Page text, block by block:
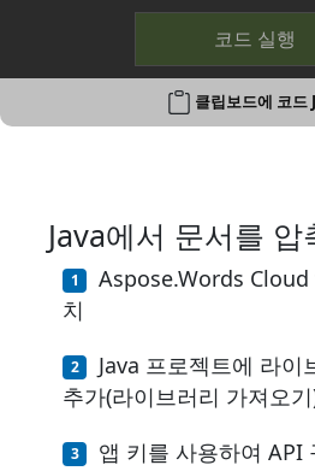
코드 실행
클립보드에 코드
Java에서 문서를 압
Aspose.Words Cloud
치
Java 프로젝트에 라이
추가(라이브러리 가져오
앱 키를 사용하여 API